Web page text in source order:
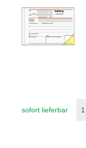
sofort lieferbar